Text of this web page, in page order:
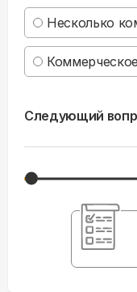
Несколько
Следующий